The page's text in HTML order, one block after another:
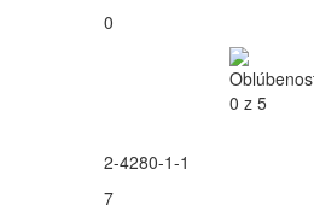
0
2-4280-1-1
7